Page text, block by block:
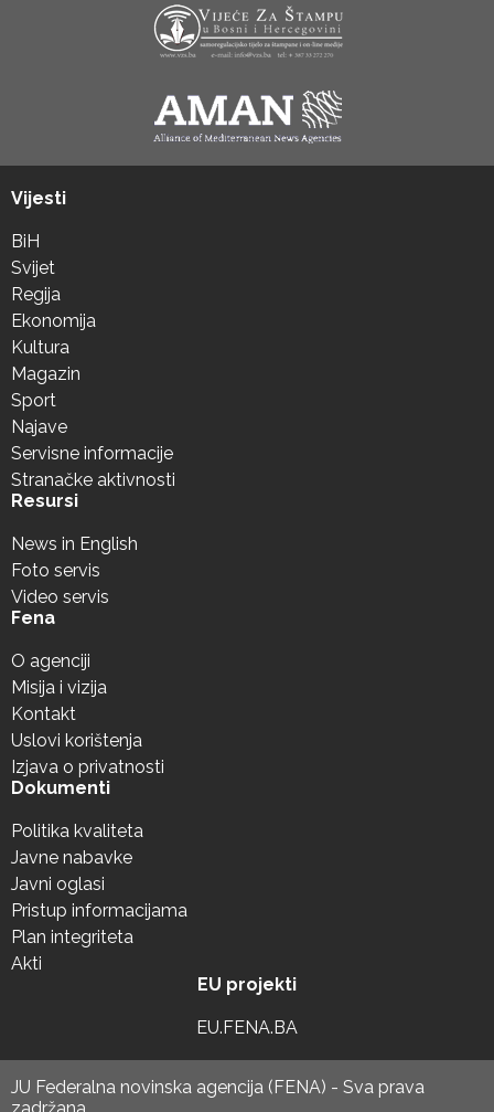
Vijesti
BiH
Svijet
Regija
Ekonomija
Kultura
Magazin
Sport
Najave
Servisne informacije
Stranačke aktivnosti
Resursi
News in English
Foto servis
Video servis
Fena
O agenciji
Misija i vizija
Kontakt
Uslovi korištenja
Izjava o privatnosti
Dokumenti
Politika kvaliteta
Javne nabavke
Javni oglasi
Pristup informacijama
Plan integriteta
Akti
EU projekti
EU.FENA.BA
JU Federalna novinska agencija (FENA) - Sva prava
zadržana